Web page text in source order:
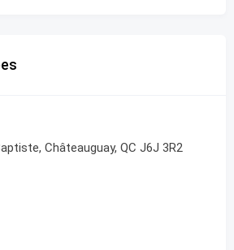
Châteauguay, QC J6J 3R2